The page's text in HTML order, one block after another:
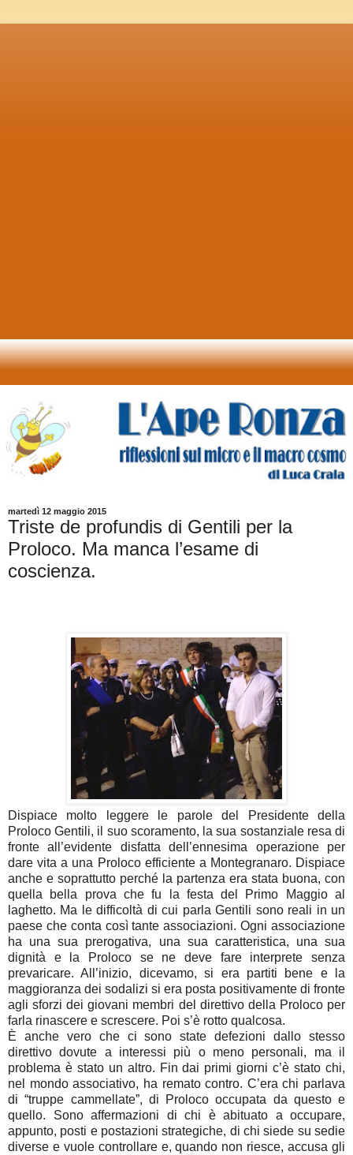
martedì 12 maggio 2015
Triste de profundis di Gentili per la
Proloco. Ma manca l’esame di
coscienza.
Dispiace molto leggere le parole del Presidente della
Proloco Gentili, il suo scoramento, la sua sostanziale resa di
fronte all’evidente disfatta dell’ennesima operazione per
dare vita a una Proloco efficiente a Montegranaro. Dispiace
anche e soprattutto perché la partenza era stata buona, con
quella bella prova che fu la festa del Primo Maggio al
laghetto. Ma le difficoltà di cui parla Gentili sono reali in un
paese che conta così tante associazioni. Ogni associazione
ha una sua prerogativa, una sua caratteristica, una sua
dignità e la Proloco se ne deve fare interprete senza
prevaricare. All’inizio, dicevamo, si era partiti bene e la
maggioranza dei sodalizi si era posta positivamente di fronte
agli sforzi dei giovani membri del direttivo della Proloco per
farla rinascere e screscere. Poi s’è rotto qualcosa.
È anche vero che ci sono state defezioni dallo stesso
direttivo dovute a interessi più o meno personali, ma il
problema è stato un altro. Fin dai primi giorni c’è stato chi,
nel mondo associativo, ha remato contro. C’era chi parlava
di “truppe cammellate”, di Proloco occupata da questo e
quello. Sono affermazioni di chi è abituato a occupare,
appunto, posti e postazioni strategiche, di chi siede su sedie
diverse e vuole controllare e, quando non riesce, accusa gli